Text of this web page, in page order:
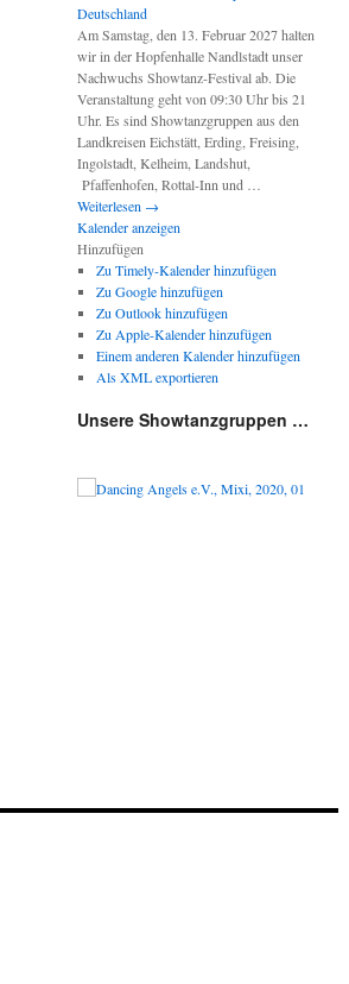
Am Samstag, den 13. Februar 2027 halten
wir in der Hopfenhalle Nandlstadt unser
Nachwuchs Showtanz-Festival ab. Die
Veranstaltung geht von 09:30 Uhr bis 21
Uhr. Es sind Showtanzgruppen aus den
Landkreisen Eichstätt, Erding, Freising,
Ingolstadt, Kelheim, Landshut,
Pfaffenhofen, Rottal-Inn und …
Weiterlesen →
Kalender anzeigen
Hinzufügen
Zu Timely-Kalender hinzufügen
Zu Google hinzufügen
Zu Outlook hinzufügen
Zu Apple-Kalender hinzufügen
Einem anderen Kalender hinzufügen
Als XML exportieren
Unsere Showtanzgruppen …